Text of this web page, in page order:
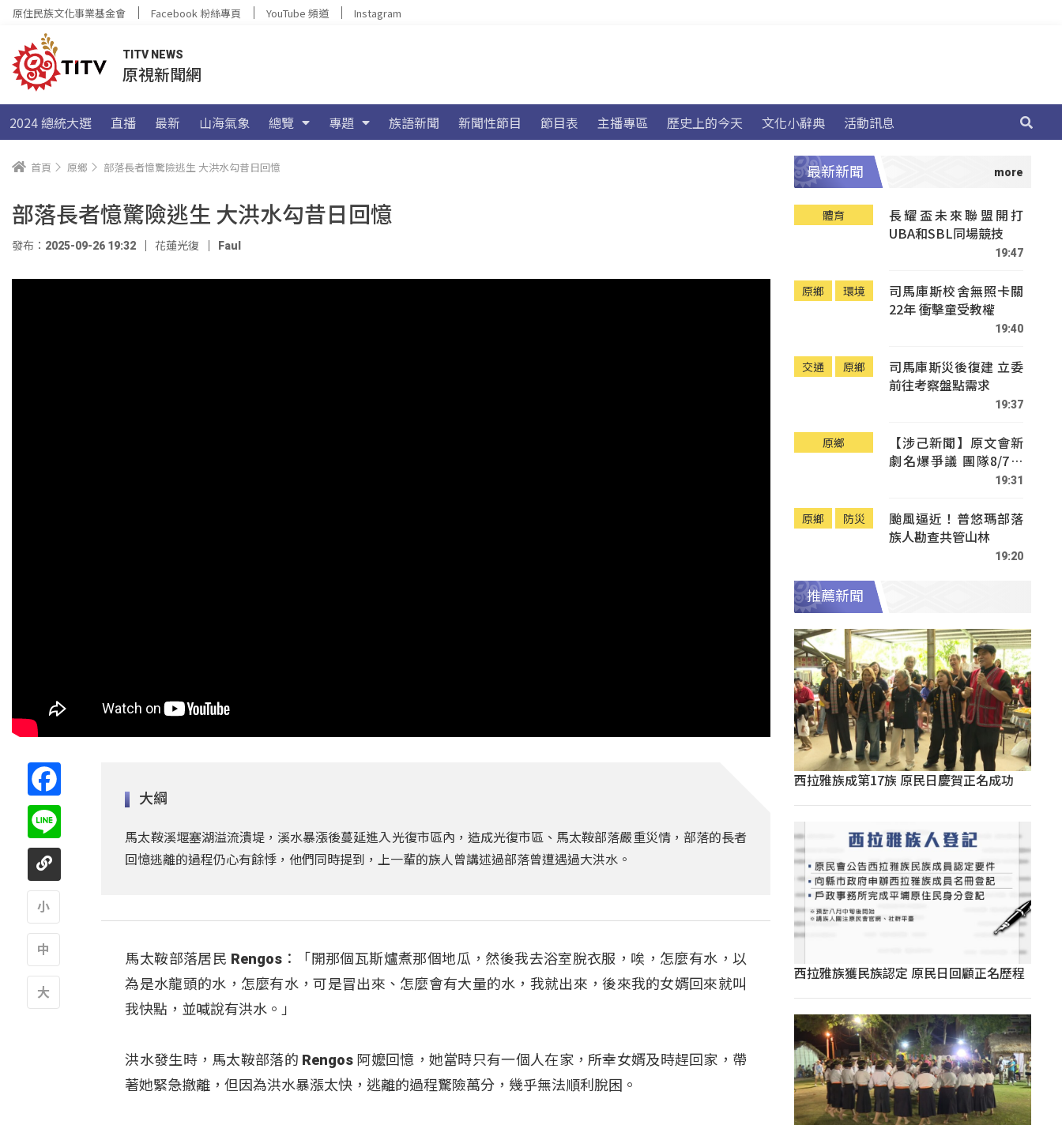
原住民族文化事業基金會 Facebook 粉絲專頁 YouTube 頻道 Instagram
TITV NEWS
原視新聞網
2024 總統大選 直播 最新 山海氣象 總覽 專題 族語新聞 新聞性節目 節目表 主播專區 歷史上的今天 文化小辭典 活動訊息
首頁 原鄉 部落長者憶驚險逃生 大洪水勾昔日回憶
部落長者憶驚險逃生 大洪水勾昔日回憶
發布：2025-09-26 19:32 花蓮光復 Faul
大綱
馬太鞍溪堰塞湖溢流潰堤，溪水暴漲後蔓延進入光復市區內，造成光復市區、馬太鞍部落嚴重災情，部落的長者
回憶逃離的過程仍心有餘悸，他們同時提到，上一輩的族人曾講述過部落曾遭遇過大洪水。
馬太鞍部落居民 Rengos：「開那個瓦斯爐煮那個地瓜，然後我去浴室脫衣服，唉，怎麼有水，以
為是水龍頭的水，怎麼有水，可是冒出來、怎麼會有大量的水，我就出來，後來我的女婿回來就叫
我快點，並喊說有洪水。」
洪水發生時，馬太鞍部落的 Rengos 阿嬤回憶，她當時只有一個人在家，所幸女婿及時趕回家，帶
著她緊急撤離，但因為洪水暴漲太快，逃離的過程驚險萬分，幾乎無法順利脫困。
最新新聞
體育
長耀盃未來聯盟開打
UBA和SBL同場競技
19:47
原鄉 環境
司馬庫斯校舍無照卡關
22年 衝擊童受教權
19:40
交通 原鄉
司馬庫斯災後復建 立委
前往考察盤點需求
19:37
原鄉
【涉己新聞】原文會新
劇名爆爭議 團隊8/7赴
19:31
原鄉 防災
颱風逼近！普悠瑪部落
族人勘查共管山林
19:20
推薦新聞
西拉雅族成第17族 原民日慶賀正名成功
西拉雅族獲民族認定 原民日回顧正名歷程